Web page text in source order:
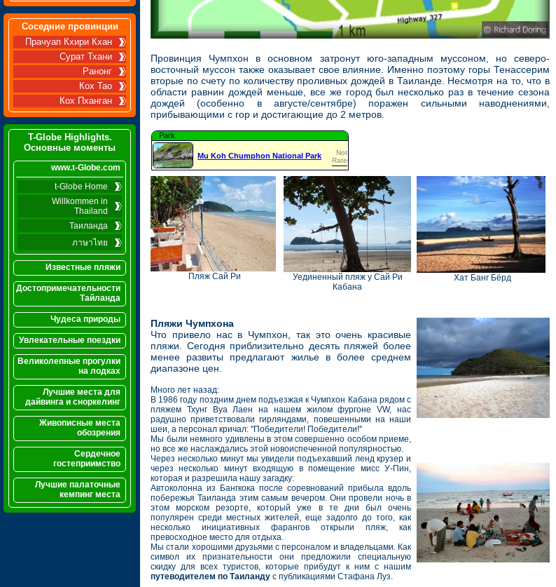
Соседние провинции
Прачуап Кхири Кхан
Сурат Тхани
Ранонг
Кох Тао
Кох Пханган
T-Globe Highlights.
Основные моменты
www.t-Globe.com
t-Globe Home
Willkommen in
Thailand
Таиланда
ภาษาไทย
Известные пляжи
Достопримечательности
Тайланда
Чудеса природы
Увлекательные поездки
Великолепные прогулки
на лодках
Лучшие места для
дайвинга и сноркелинг
Живописные места
обозрения
Сердечное
гостеприимство
Лучшие палаточные
кемпинг места
Провинция Чумпхон в основном затронут юго-западным муссоном, но северо-
восточный муссон также оказывает свое влияние. Именно поэтому горы Тенассерим
вторые по счету по количеству проливных дождей в Таиланде. Несмотря на то, что в
области равнин дождей меньше, все же город был несколько раз в течение сезона
дождей (особенно в августе/сентябре) поражен сильными наводнениями,
прибывающими с гор и достигающие до 2 метров.
Park
Mu Koh Chumphon National Park
Not
Rated
Пляж Сай Ри
Уединенный пляж у Сай Ри
Кабана
Хат Банг Бёрд
Пляжи Чумпхона
Что привело нас в Чумпхон, так это очень красивые
пляжи. Сегодня приблизительно десять пляжей более
менее развиты предлагают жилье в более среднем
диапазоне цен.
Много лет назад:
В 1986 году поздним днем подъезжая к Чумпхон Кабана рядом с
пляжем Тхунг Вуа Лаен на нашем жилом фургоне VW, нас
радушно приветствовали гирляндами, повешенными на наши
шеи, а персонал кричал: ''Победители! Победители!''
Мы были немного удивлены в этом совершенно особом приеме,
но все же наслаждались этой новоиспеченной популярностью.
Через несколько минут мы увидели подъехавший ленд крузер и
через несколько минут входящую в помещение мисс У-Пин,
которая и разрешила нашу загадку:
Автоколонна из Бангкока после соревнований прибыла вдоль
побережья Таиланда этим самым вечером. Они провели ночь в
этом морском резорте, который уже в те дни был очень
популярен среди местных жителей, еще задолго до того, как
несколько инициативных фарангов открыли пляж, как
превосходное место для отдыха.
Мы стали хорошими друзьями с персоналом и владельцами. Как
символ их признательности они предложили специальную
скидку для всех туристов, которые прибудут к ним с нашим
путеводителем по Таиланду с публикациями Стафана Луз.